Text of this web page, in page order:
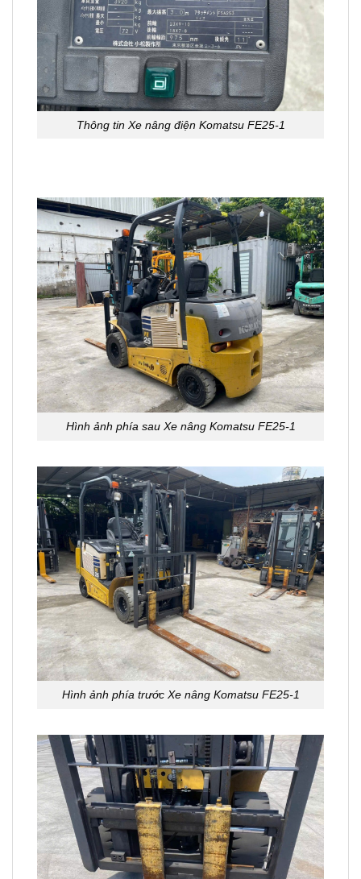
Thông tin Xe nâng điện Komatsu FE25-1
Hình ảnh phía sau Xe nâng Komatsu FE25-1
Hình ảnh phía trước Xe nâng Komatsu FE25-1